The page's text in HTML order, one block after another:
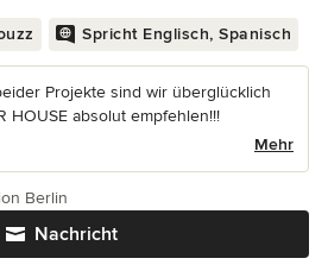
Spricht Englisch, Spanisch
Projekte sind wir überglücklich
HOUSE absolut empfehlen!!!
Mehr
Nachricht
Berlin